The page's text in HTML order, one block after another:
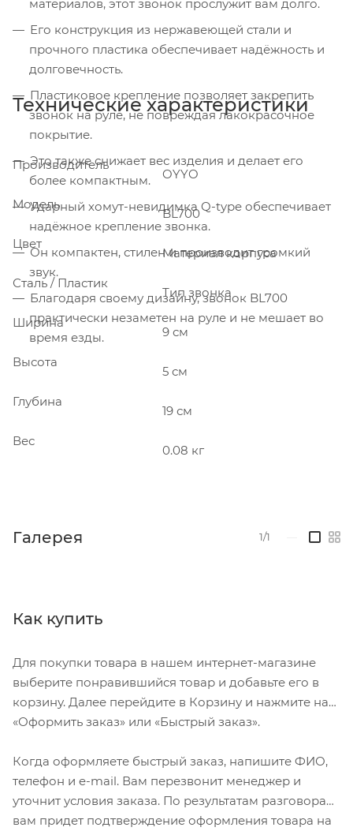
материалов, этот звонок прослужит вам долго.
Его конструкция из нержавеющей стали и
прочного пластика обеспечивает надёжность и
долговечность.
Пластиковое крепление позволяет закрепить
звонок на руле, не повреждая лакокрасочное
покрытие.
Это также снижает вес изделия и делает его
более компактным.
Ударный хомут-невидимка Q-type обеспечивает
надёжное крепление звонка.
Он компактен, стилен и производит громкий
звук.
Благодаря своему дизайну, звонок BL700
практически незаметен на руле и не мешает во
время езды.
Технические характеристики
Производитель
OYYO
Модель
BL700
Цвет
Материал корпуса
Сталь / Пластик
Тип звонка
Ширина
9 см
Высота
5 см
Глубина
19 см
Вес
0.08 кг
Галерея 1/1
Как купить
Для покупки товара в нашем интернет-магазине
выберите понравившийся товар и добавьте его в
корзину. Далее перейдите в Корзину и нажмите на
«Оформить заказ» или «Быстрый заказ».
Когда оформляете быстрый заказ, напишите ФИО,
телефон и e-mail. Вам перезвонит менеджер и
уточнит условия заказа. По результатам разговора
вам придет подтверждение оформления товара на